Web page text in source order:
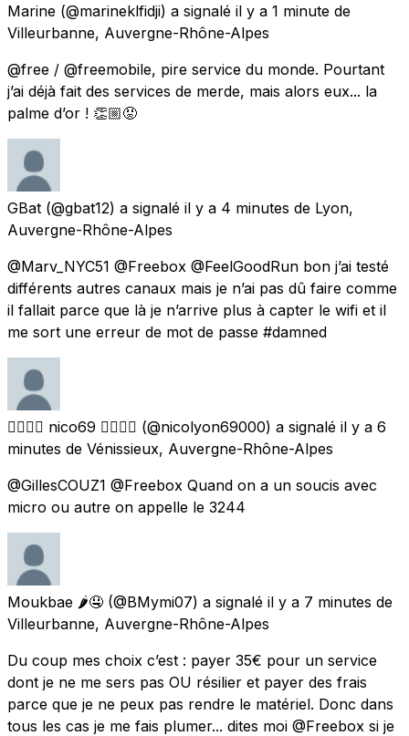
Marine (@marineklfidji) a signalé il y a 1 minute de
Villeurbanne, Auvergne-Rhône-Alpes
@free / @freemobile, pire service du monde. Pourtant
j’ai déjà fait des services de merde, mais alors eux... la
palme d’or ! 👏🏼😡
GBat (@gbat12) a signalé il y a 4 minutes de Lyon,
Auvergne-Rhône-Alpes
@Marv_NYC51 @Freebox @FeelGoodRun bon j’ai testé
différents autres canaux mais je n’ai pas dû faire comme
il fallait parce que là je n’arrive plus à capter le wifi et il
me sort une erreur de mot de passe #damned
🏳️‍🌈🏳️‍🌈 nico69 🏳️‍🌈🏳️‍🌈 (@nicolyon69000) a signalé il y a 6
minutes de Vénissieux, Auvergne-Rhône-Alpes
@GillesCOUZ1 @Freebox Quand on a un soucis avec
micro ou autre on appelle le 3244
Moukbae 🌶🤤 (@BMymi07) a signalé il y a 7 minutes de
Villeurbanne, Auvergne-Rhône-Alpes
Du coup mes choix c’est : payer 35€ pour un service
dont je ne me sers pas OU résilier et payer des frais
parce que je ne peux pas rendre le matériel. Donc dans
tous les cas je me fais plumer... dites moi @Freebox si je